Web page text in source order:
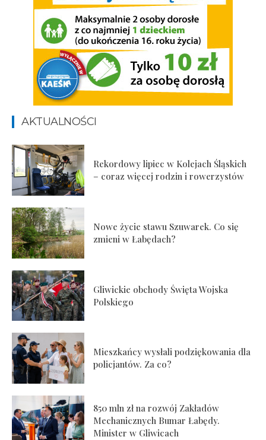
AKTUALNOŚCI
Rekordowy lipiec w Kolejach Śląskich
– coraz więcej rodzin i rowerzystów
Nowe życie stawu Szuwarek. Co się
zmieni w Łabędach?
Gliwickie obchody Święta Wojska
Polskiego
Mieszkańcy wysłali podziękowania dla
policjantów. Za co?
850 mln zł na rozwój Zakładów
Mechanicznych Bumar Łabędy.
Minister w Gliwicach